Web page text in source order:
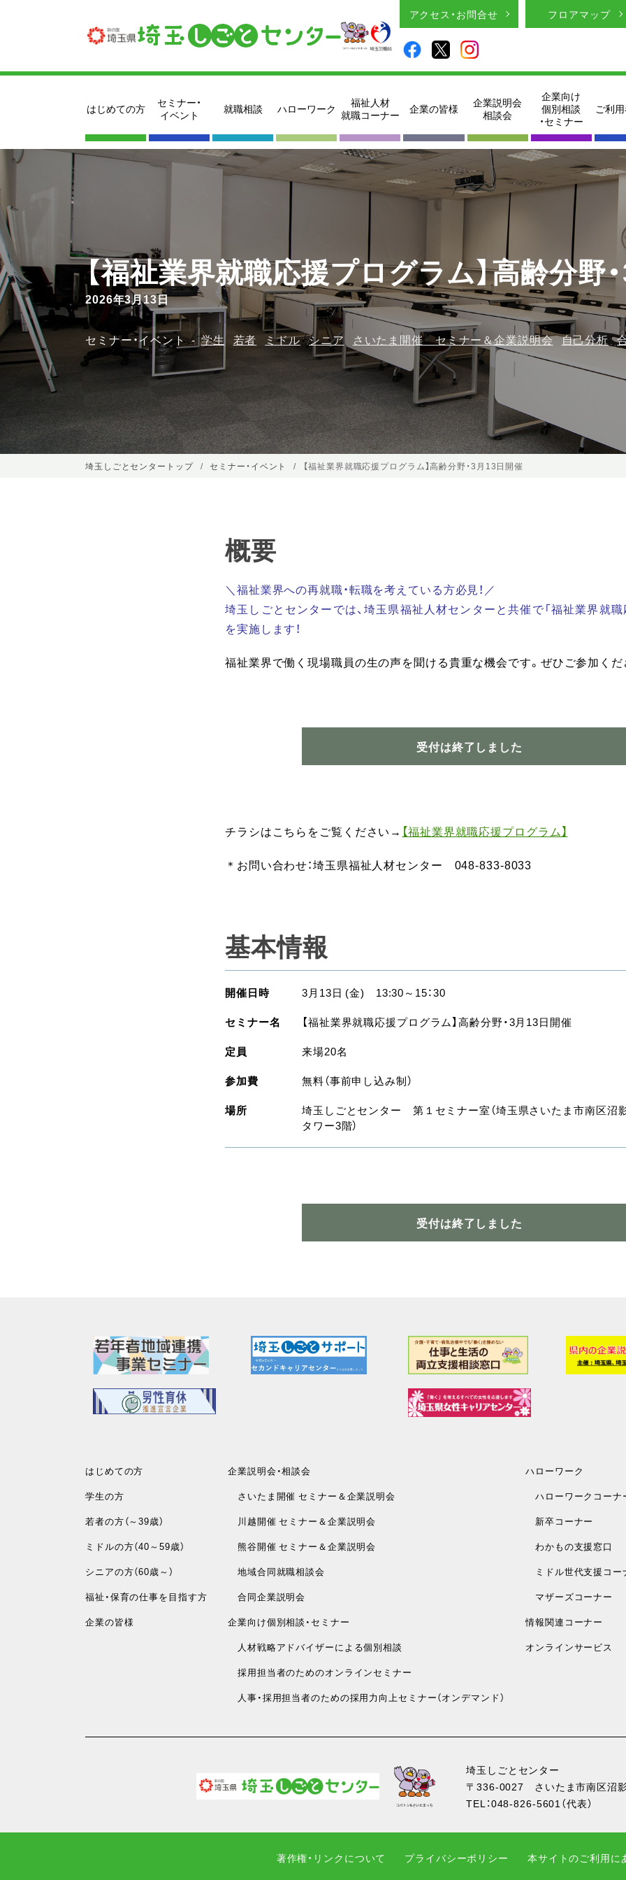
アクセス・お問合せ フロアマップ
はじめての方
セミナー・
イベント
就職相談 ハローワーク
福祉人材
就職コーナー
企業の皆様
企業説明会
相談会
企業向け
個別相談
・セミナー
ご利
【福祉業界就職応援プログラム】高齢分野
2026年3月13日
セミナー・イベント 学生 若者 ミドル シニア さいたま開催 セミナー＆企業説明会 自己分析
埼玉しごとセンタートップ セミナー・イベント 【福祉業界就職応援プログラム】高齢分野・3月13日開催
概要
＼福祉業界への再就職・転職を考えている方必見！／
埼玉しごとセンターでは、埼玉県福祉人材センターと共催で「福祉業界就職
を実施します！
福祉業界で働く現場職員の生の声を聞ける貴重な機会です。ぜひご参加くだ
受付は終了しました
チラシはこちらをご覧ください→ 【福祉業界就職応援プログラム】
＊お問い合わせ：埼玉県福祉人材センター 048-833-8033
基本情報
開催日時
3月13日 (金) 13:30～15：30
セミナー名
【福祉業界就職応援プログラム】高齢分野・3月13日開催
定員
来場20名
参加費
無料（事前申し込み制）
場所
埼玉しごとセンター 第１セミナー室（埼玉県さいたま市南区
タワー3階）
受付は終了しました
はじめての方
学生の方
若者の方（～39歳）
ミドルの方（40～59歳）
シニアの方（60歳～）
福祉・保育の仕事を目指す方
企業の皆様
企業説明会・相談会
さいたま開催 セミナー＆企業説明会
川越開催 セミナー＆企業説明会
熊谷開催 セミナー＆企業説明会
地域合同就職相談会
合同企業説明会
企業向け個別相談・セミナー
人材戦略アドバイザーによる個別相談
採用担当者のためのオンラインセミナー
人事・採用担当者のための採用力向上セミナー（オンデマンド）
ハローワーク
ハローワークコーナ
新卒コーナー
わかもの支援窓口
ミドル世代支援コー
マザーズコーナー
情報関連コーナー
オンラインサービス
埼玉しごとセンター
〒336-0027 さいたま市南区沼
TEL：048-826-5601（代表）
著作権・リンクについて プライバシーポリシー 本サイトのご利用に